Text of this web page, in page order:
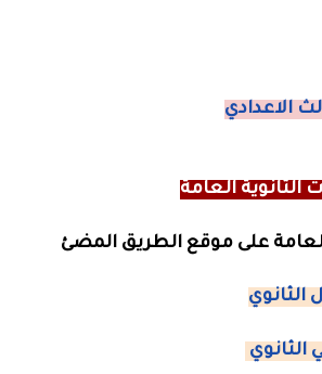
الاعدادي
العامة
على موقع الطريق المضئ
الثانوي
الثانوي